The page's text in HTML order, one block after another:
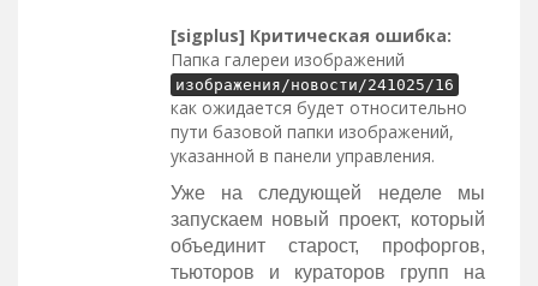
[sigplus] Критическая ошибка:
Папка галереи изображений
изображения/новости/241025/16
как ожидается будет относительно
пути базовой папки изображений,
указанной в панели управления.
Уже на следующей неделе мы
запускаем новый проект, который
объединит старост, профоргов,
тьюторов и кураторов групп на